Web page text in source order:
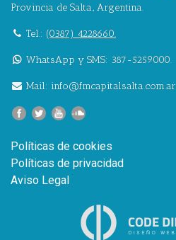
Provincia de Salta., Argentina.
Tel.: (0387) 4228660.
WhatsApp y SMS: 387-5259000.
Mail: info@fmcapitalsalta.com.ar
Políticas de cookies
Políticas de privacidad
Aviso Legal